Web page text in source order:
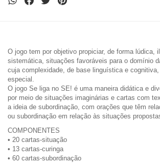
O jogo tem por objetivo propiciar, de forma lúdica,
sistemática, situações favoráveis para o domínio
cuja complexidade, de base linguística e
especial.
O jogo Se liga no SE! é uma maneira didática e
por meio de situações imaginárias e cartas com
a ideia de subordinação, com orações que têm
ou subordinação em relação às situações
COMPONENTES
• 20 cartas-situação
• 13 cartas-curinga
• 60 cartas-subordinação